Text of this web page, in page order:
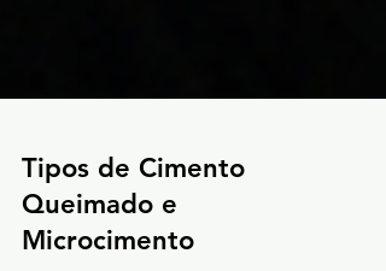
Tipos de Cimento
Queimado e